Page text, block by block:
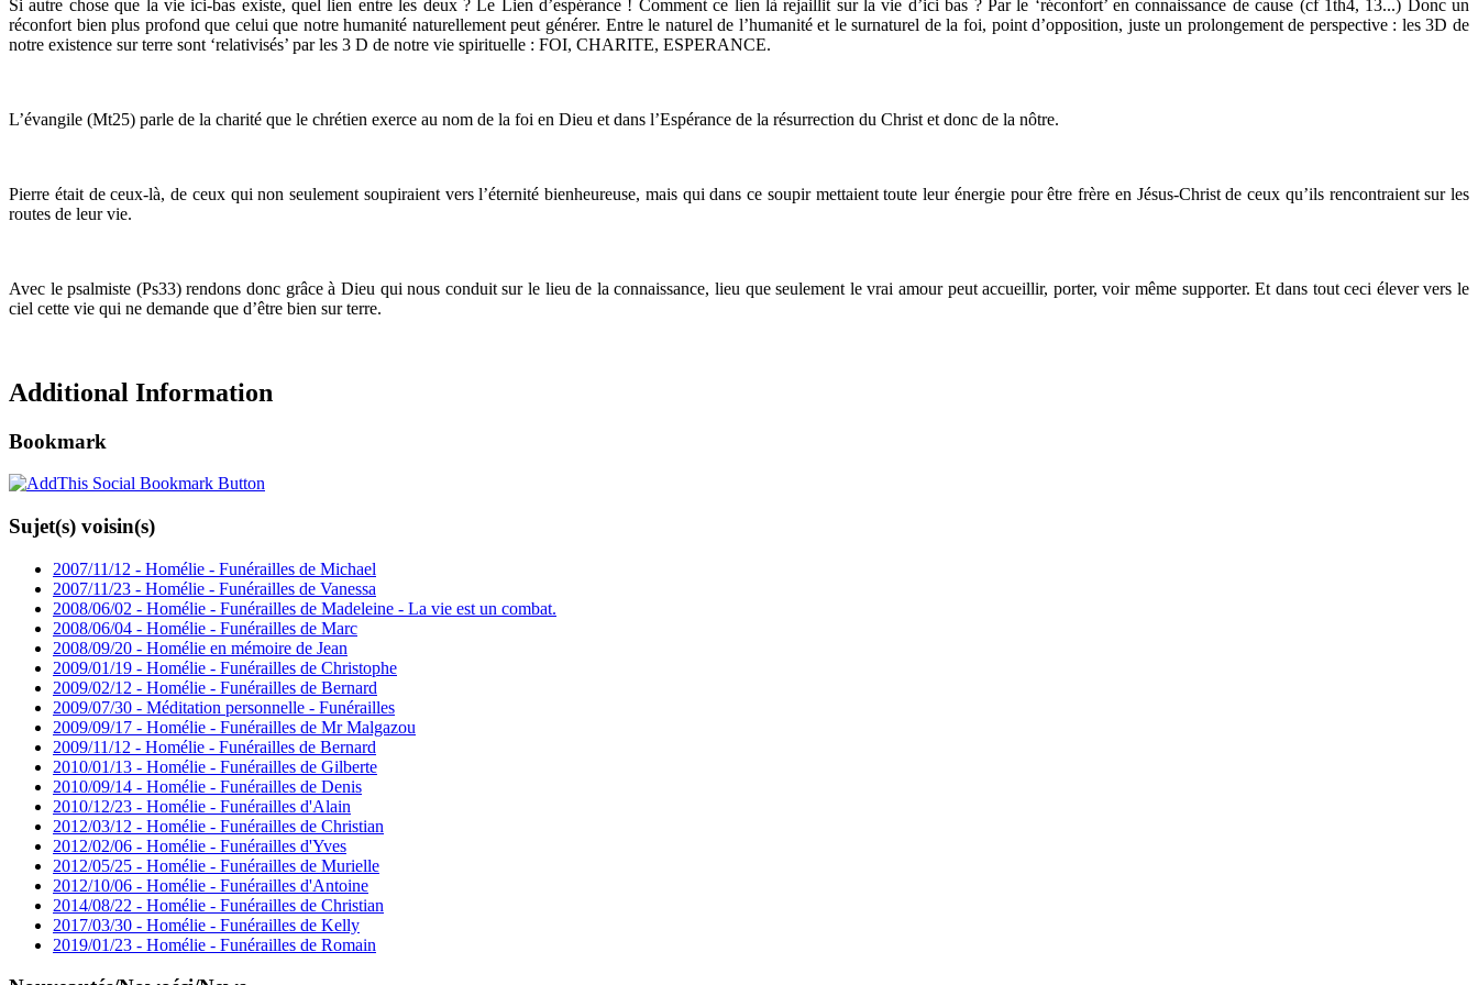
Si autre chose que la vie ici-bas existe, quel lien entre les deux ? Le Lien d’espérance ! Comment ce lien là rejaillit sur la vie d’ici bas ? Par le ‘réconfort’ en connaissance de cause (cf 1th4, 13...) Donc un
réconfort bien plus profond que celui que notre humanité naturellement peut générer. Entre le naturel de l’humanité et le surnaturel de la foi, point d’opposition, juste un prolongement de perspective : les 3D de
notre existence sur terre sont ‘relativisés’ par les 3 D de notre vie spirituelle : FOI, CHARITE, ESPERANCE.
L’évangile (Mt25) parle de la charité que le chrétien exerce au nom de la foi en Dieu et dans l’Espérance de la résurrection du Christ et donc de la nôtre.
Pierre était de ceux-là, de ceux qui non seulement soupiraient vers l’éternité bienheureuse, mais qui dans ce soupir mettaient toute leur énergie pour être frère en Jésus-Christ de ceux qu’ils rencontraient sur les
routes de leur vie.
Avec le psalmiste (Ps33) rendons donc grâce à Dieu qui nous conduit sur le lieu de la connaissance, lieu que seulement le vrai amour peut accueillir, porter, voir même supporter. Et dans tout ceci élever vers le
ciel cette vie qui ne demande que d’être bien sur terre.
Additional Information
Bookmark
Sujet(s) voisin(s)
2007/11/12 - Homélie - Funérailles de Michael
2007/11/23 - Homélie - Funérailles de Vanessa
2008/06/02 - Homélie - Funérailles de Madeleine - La vie est un combat.
2008/06/04 - Homélie - Funérailles de Marc
2008/09/20 - Homélie en mémoire de Jean
2009/01/19 - Homélie - Funérailles de Christophe
2009/02/12 - Homélie - Funérailles de Bernard
2009/07/30 - Méditation personnelle - Funérailles
2009/09/17 - Homélie - Funérailles de Mr Malgazou
2009/11/12 - Homélie - Funérailles de Bernard
2010/01/13 - Homélie - Funérailles de Gilberte
2010/09/14 - Homélie - Funérailles de Denis
2010/12/23 - Homélie - Funérailles d'Alain
2012/03/12 - Homélie - Funérailles de Christian
2012/02/06 - Homélie - Funérailles d'Yves
2012/05/25 - Homélie - Funérailles de Murielle
2012/10/06 - Homélie - Funérailles d'Antoine
2014/08/22 - Homélie - Funérailles de Christian
2017/03/30 - Homélie - Funérailles de Kelly
2019/01/23 - Homélie - Funérailles de Romain